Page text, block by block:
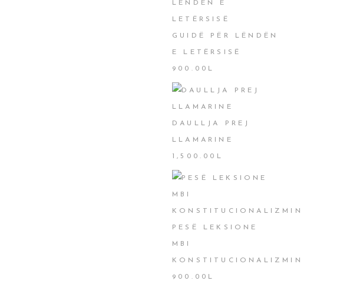
GUIDË PËR LËNDËN
E LETËRSISË
900.00 L
DAULLJA PREJ
LLAMARINE
1,500.00 L
PESË LEKSIONE
MBI
KONSTITUCIONALIZMIN
900.00 L